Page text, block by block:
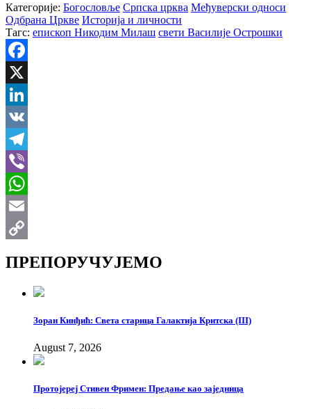
Категорије: Богословље Српска црква Међуверски односи
Одбрана Цркве Историја и личности
Тагс: епископ Никодим Милаш свети Василије Острошки
Facebook
X
LinkedIn
VK
Telegram
Viber
WhatsApp
Email
ПРЕПОРУЧУЈЕМО
Зоран Кинђић: Света старица Галактија Критска (III)
August 7, 2026
Протојереј Стивен Фримен: Предање као заједница